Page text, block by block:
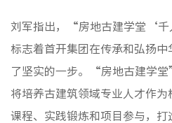
刘军指出，“房地古建学堂‘千
标志着首开集团在传承和弘扬
了坚实的一步。“房地古建学堂
将培养古建筑领域专业人才作为
课程、实践锻炼和项目参与，